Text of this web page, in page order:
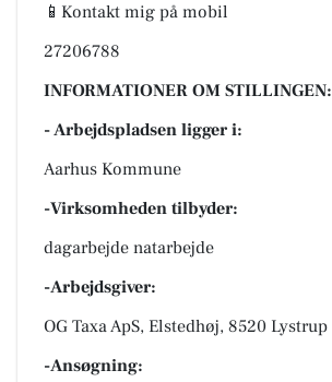
📱Kontakt mig på mobil
27206788
INFORMATIONER OM STILLINGEN:
- Arbejdspladsen ligger i:
Aarhus Kommune
-Virksomheden tilbyder:
dagarbejde natarbejde
-Arbejdsgiver:
OG Taxa ApS, Elstedhøj, 8520 Lystrup
-Ansøgning: